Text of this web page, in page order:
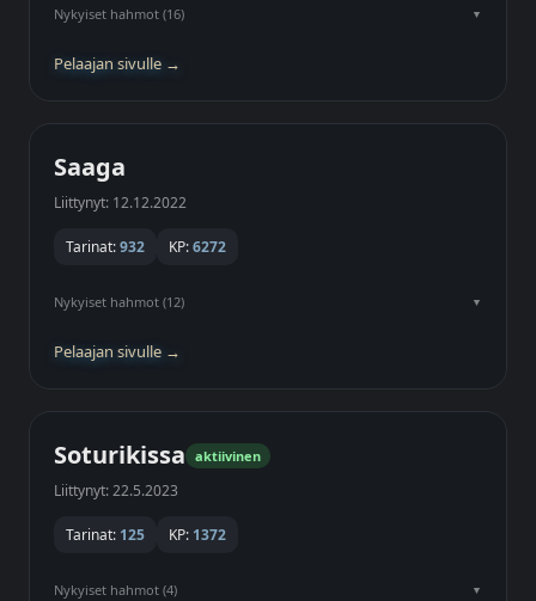
Nykyiset hahmot (16)
Pelaajan sivulle →
Saaga
Liittynyt: 12.12.2022
Tarinat:932 KP:6272
Nykyiset hahmot (12)
Pelaajan sivulle →
Soturikissa aktiivinen
Liittynyt: 22.5.2023
Tarinat: 125 KP: 1372
Nykyiset hahmot (4)